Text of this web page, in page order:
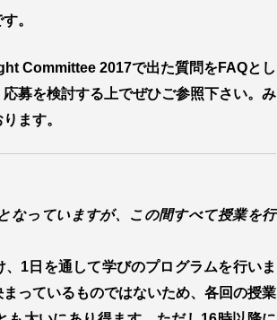
。
Committee 2017で出た質問をFAQとし
募を検討する上でぜひご参照下さい。み
ます。
なっていますが、この間すべて授業を行
、1日を通して学びのプログラムを行いま
っているものではないため、各回の授業